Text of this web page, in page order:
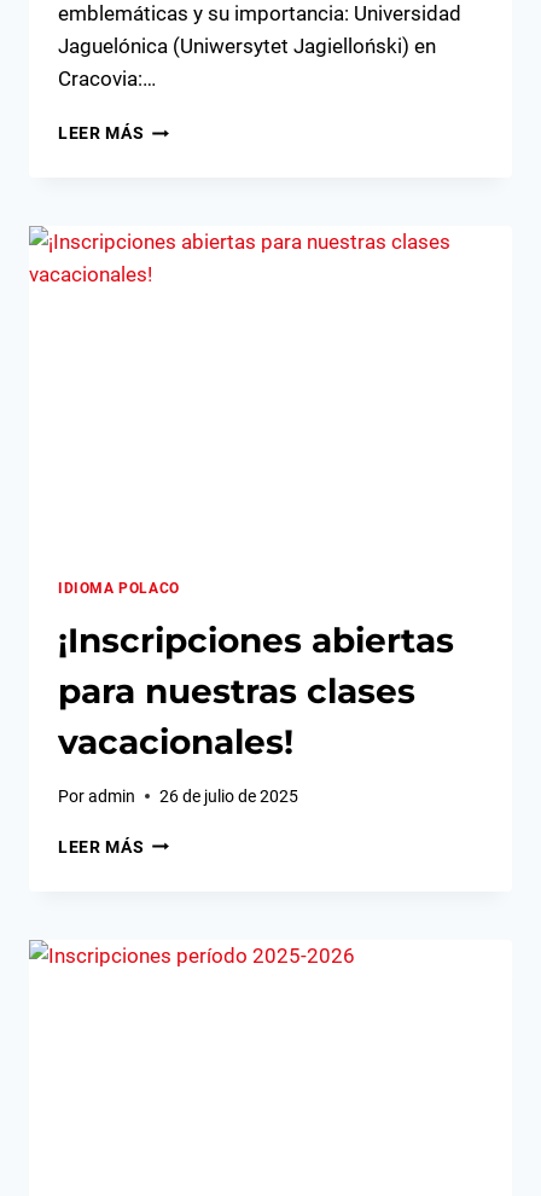
emblemáticas y su importancia: Universidad
Jaguelónica (Uniwersytet Jagielloński) en
Cracovia:…
LEER MÁS LAS
POLONIA:
CUNA
DEL
IDIOMA POLACO
¡Inscripciones abiertas
para nuestras clases
vacacionales!
Poradmin 26 de julio de 2025
LEER MÁS ¡INSCRIPCIONES
VACACIONALES!